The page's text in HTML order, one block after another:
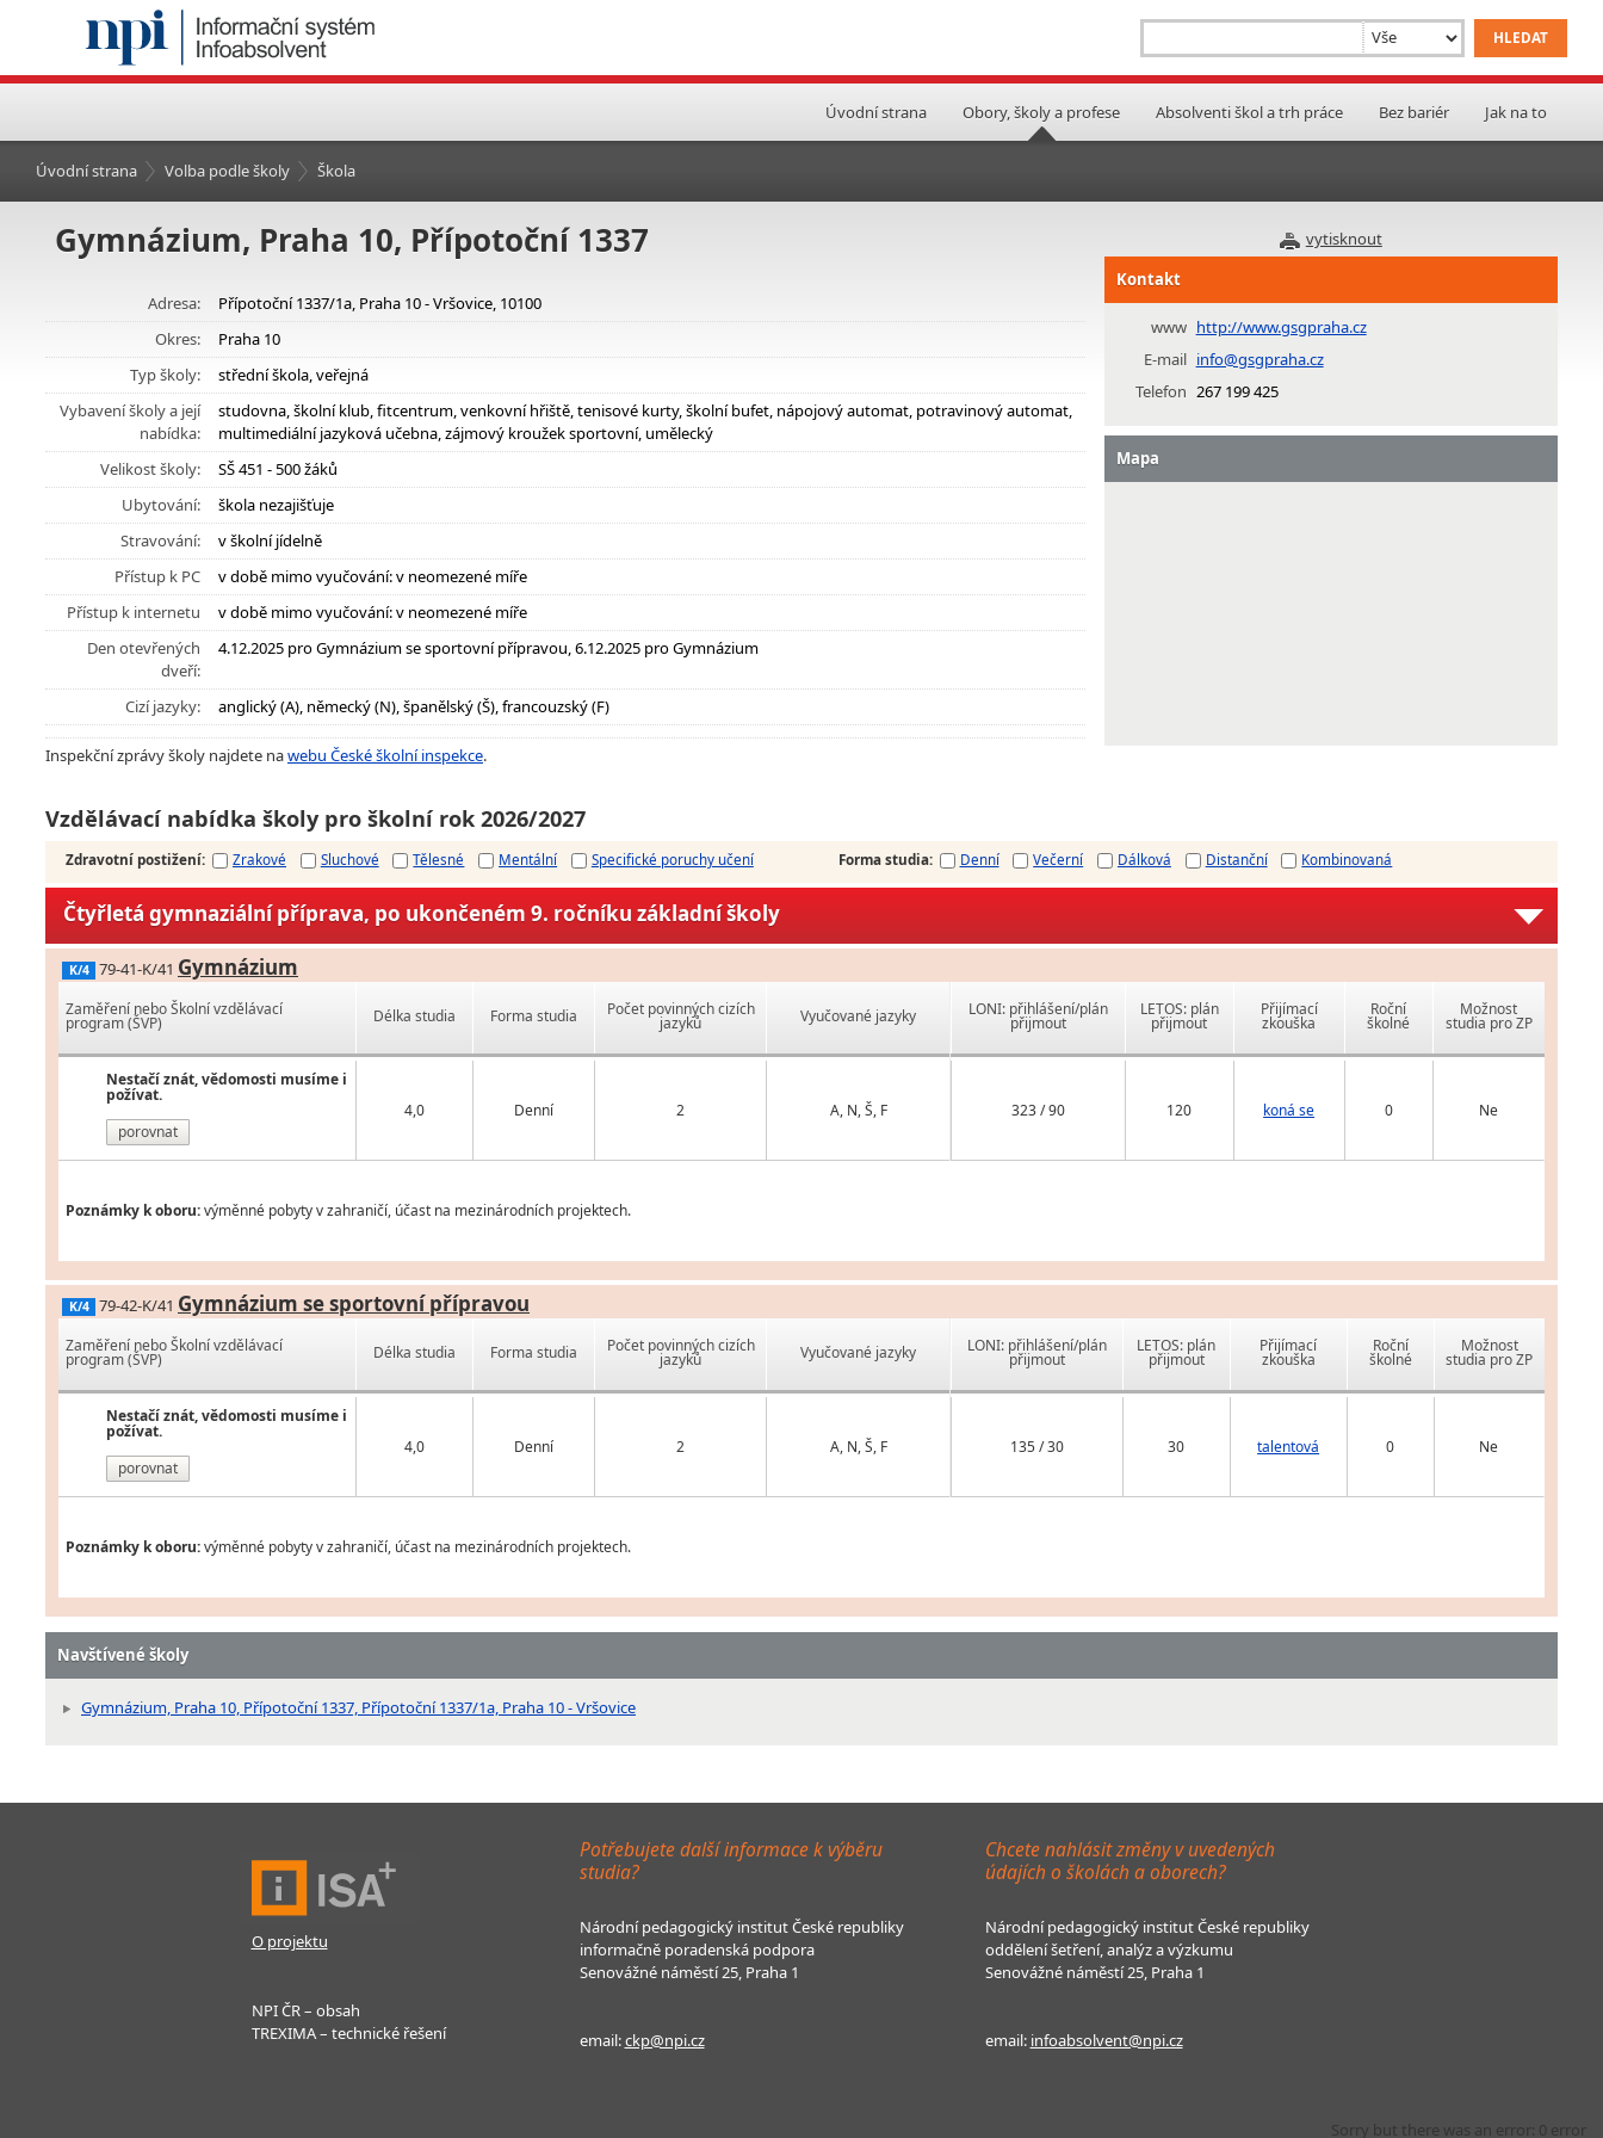
Úvodní strana Obory, školy a profese Absolventi škol a trh práce Bez bariér Jak na to
Úvodní strana Volba podle školy Škola
vytisknout
Gymnázium, Praha 10, Přípotoční 1337
Adresa:
Přípotoční 1337/1a, Praha 10 - Vršovice, 10100
Okres:
Praha 10
Typ školy:
střední škola, veřejná
Vybavení školy a její
nabídka:
studovna, školní klub, fitcentrum, venkovní hřiště, tenisové kurty, školní bufet, nápojový automat, potravinový automat,
multimediální jazyková učebna, zájmový kroužek sportovní, umělecký
Velikost školy:
SŠ 451 - 500 žáků
Ubytování:
škola nezajišťuje
Stravování:
v školní jídelně
Přístup k PC
v době mimo vyučování: v neomezené míře
Přístup k internetu
v době mimo vyučování: v neomezené míře
Den otevřených
dveří:
4.12.2025 pro Gymnázium se sportovní přípravou, 6.12.2025 pro Gymnázium
Cizí jazyky: anglický (A), německý (N), španělský (Š), francouzský (F)
Inspekční zprávy školy najdete nawebu České školní inspekce.
Kontakt
www http://www.gsgpraha.cz
E-mail info@gsgpraha.cz
Telefon 267 199 425
Mapa
Vzdělávací nabídka školy pro školní rok 2026/2027
Zdravotní postižení: Zrakové Sluchové Tělesné Mentální Specifické poruchy učení Forma studia: Denní Večerní Dálková Distanční Kombinovaná
Čtyřletá gymnaziální příprava, po ukončeném 9. ročníku základní školy
K/4 79-41-K/41 Gymnázium
Zaměření nebo Školní vzdělávací
program (ŠVP)
Nestačí znát, vědomosti musíme i
požívat.
porovnat
Délka studia Forma studia Počet povinných cizích
jazyků Vyučované jazyky
4,0 Denní 2 A, N, Š, F
LONI: přihlášení/plán
přijmout
LETOS: plán
přijmout
Přijímací
zkouška
Roční
školné
Možnost
studia pro ZP
323 / 90 120 koná se 0 Ne
Poznámky k oboru:výměnné pobyty v zahraničí, účast na mezinárodních projektech.
K/4 79-42-K/41 Gymnázium se sportovní přípravou
Zaměření nebo Školní vzdělávací
program (ŠVP)
Nestačí znát, vědomosti musíme i
požívat.
porovnat
Délka studia Forma studia Počet povinných cizích
jazyků Vyučované jazyky
4,0 Denní 2 A, N, Š, F
LONI: přihlášení/plán
přijmout
LETOS: plán
přijmout
Přijímací
zkouška
Roční
školné
Možnost
studia pro ZP
135 / 30 30 talentová 0 Ne
Poznámky k oboru:výměnné pobyty v zahraničí, účast na mezinárodních projektech.
Navštívené školy
Gymnázium, Praha 10, Přípotoční 1337, Přípotoční 1337/1a, Praha 10 - Vršovice
Sorry but there was an error: 0 error
O projektu
NPI ČR – obsah
TREXIMA – technické řešení
Potřebujete další informace k výběru
studia?
Národní pedagogický institut České republiky
informačně poradenská podpora
Senovážné náměstí 25, Praha 1
email:ckp@npi.cz
Chcete nahlásit změny v uvedených
údajích o školách a oborech?
Národní pedagogický institut České republiky
oddělení šetření, analýz a výzkumu
Senovážné náměstí 25, Praha 1
email: infoabsolvent@npi.cz